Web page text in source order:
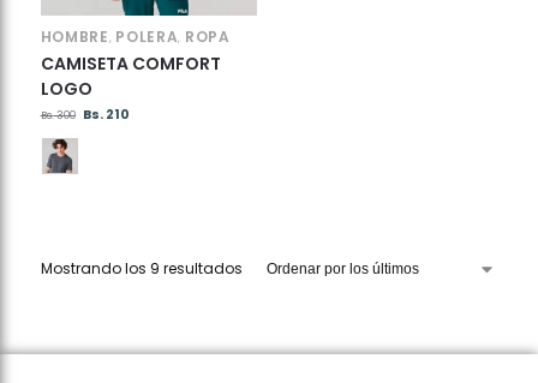
HOMBRE, POLERA, ROPA
CAMISETA COMFORT
LOGO
Bs.300 Bs. 210
Mostrando los 9 resultados